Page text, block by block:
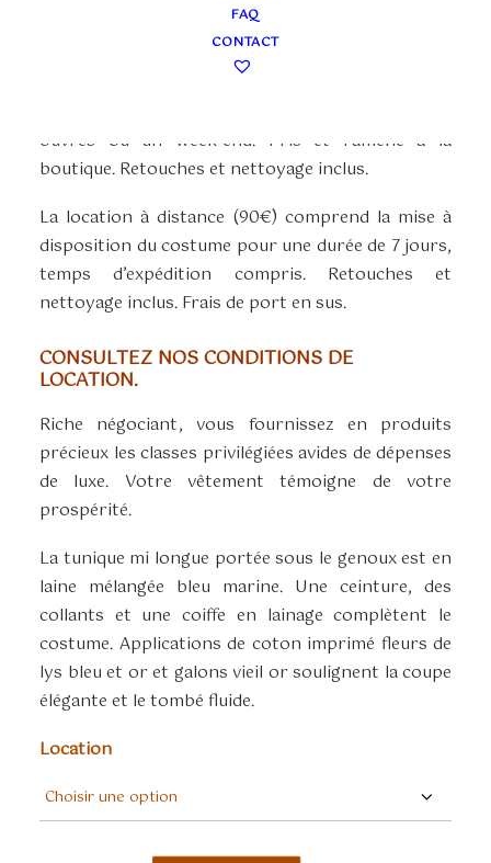
FAQ
CONTACT
90,00
60,00€
à
90,00€
ouvrés ou un week-end. Pris et ramené à la
boutique. Retouches et nettoyage inclus.
La location à distance (90€) comprend la mise à
disposition du costume pour une durée de 7 jours,
temps d’expédition compris. Retouches et
nettoyage inclus. Frais de port en sus.
CONSULTEZ NOS CONDITIONS DE
LOCATION.
Riche négociant, vous fournissez en produits
précieux les classes privilégiées avides de dépenses
de luxe. Votre vêtement témoigne de votre
prospérité.
La tunique mi longue portée sous le genoux est en
laine mélangée bleu marine. Une ceinture, des
collants et une coiffe en lainage complètent le
costume. Applications de coton imprimé fleurs de
lys bleu et or et galons vieil or soulignent la coupe
élégante et le tombé fluide.
Location